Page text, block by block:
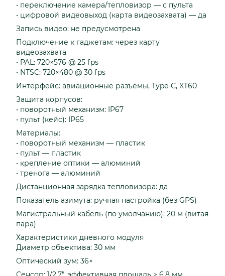
• переключение камера/тепловизор — с пульта
• цифровой видеовыход (карта видеозахвата) — да
Запись видео: не предусмотрена
Подключение к гаджетам: через карту
видеозахвата
• PAL: 720×576 @ 25 fps
• NTSC: 720×480 @ 30 fps
Интерфейс: авиационные разъёмы, Type-C, XT60
Защита корпусов:
• поворотный механизм: IP67
• пульт (кейс): IP65
Материалы:
• поворотный механизм — пластик
• пульт — пластик
• крепление оптики — алюминий
• тренога — алюминий
Дистанционная зарядка тепловизора: да
Показатель азимута: ручная настройка (без GPS)
Магистральный кабель (по умолчанию): 20 м (витая
пара)
Характеристики дневного модуля
Диаметр объектива: 30 мм
Оптический зум: 36×